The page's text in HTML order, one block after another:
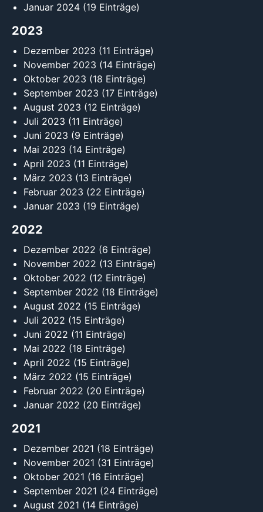
Januar 2024 (19 Einträge)
2023
Dezember 2023 (11 Einträge)
November 2023 (14 Einträge)
Oktober 2023 (18 Einträge)
September 2023 (17 Einträge)
August 2023 (12 Einträge)
Juli 2023 (11 Einträge)
Juni 2023 (9 Einträge)
Mai 2023 (14 Einträge)
April 2023 (11 Einträge)
März 2023 (13 Einträge)
Februar 2023 (22 Einträge)
Januar 2023 (19 Einträge)
2022
Dezember 2022 (6 Einträge)
November 2022 (13 Einträge)
Oktober 2022 (12 Einträge)
September 2022 (18 Einträge)
August 2022 (15 Einträge)
Juli 2022 (15 Einträge)
Juni 2022 (11 Einträge)
Mai 2022 (18 Einträge)
April 2022 (15 Einträge)
März 2022 (15 Einträge)
Februar 2022 (20 Einträge)
Januar 2022 (20 Einträge)
2021
Dezember 2021 (18 Einträge)
November 2021 (31 Einträge)
Oktober 2021 (16 Einträge)
September 2021 (24 Einträge)
August 2021 (14 Einträge)